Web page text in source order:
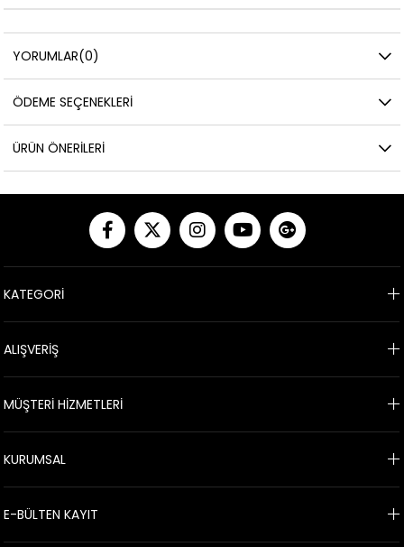
YORUMLAR(0)
ÖDEME SEÇENEKLERI
ÜRÜN ÖNERILERI
KATEGORİ
ALIŞVERİŞ
MÜŞTERİ HİZMETLERİ
KURUMSAL
E-BÜLTEN KAYIT